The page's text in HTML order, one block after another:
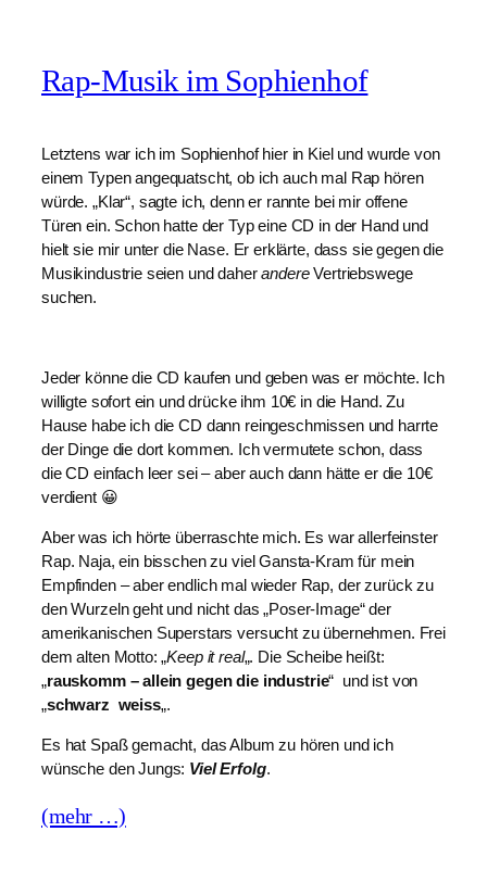
Rap-Musik im Sophienhof
Letztens war ich im Sophienhof hier in Kiel und wurde von
einem Typen angequatscht, ob ich auch mal Rap hören
würde. „Klar“, sagte ich, denn er rannte bei mir offene
Türen ein. Schon hatte der Typ eine CD in der Hand und
hielt sie mir unter die Nase. Er erklärte, dass sie gegen die
Musikindustrie seien und daherandereVertriebswege
suchen.
Jeder könne die CD kaufen und geben was er möchte. Ich
willigte sofort ein und drücke ihm 10€ in die Hand. Zu
Hause habe ich die CD dann reingeschmissen und harrte
der Dinge die dort kommen. Ich vermutete schon, dass
die CD einfach leer sei – aber auch dann hätte er die 10€
verdient 😀
Aber was ich hörte überraschte mich. Es war allerfeinster
Rap. Naja, ein bisschen zu viel Gansta-Kram für mein
Empfinden – aber endlich mal wieder Rap, der zurück zu
den Wurzeln geht und nicht das „Poser-Image“ der
amerikanischen Superstars versucht zu übernehmen. Frei
dem alten Motto: „Keep it real„. Die Scheibe heißt:
„rauskomm – allein gegen die industrie“ und ist von
„schwarz weiss„.
Es hat Spaß gemacht, das Album zu hören und ich
wünsche den Jungs: Viel Erfolg.
(mehr …)